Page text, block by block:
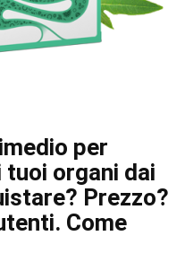
per
organi dai
Prezzo?
Come